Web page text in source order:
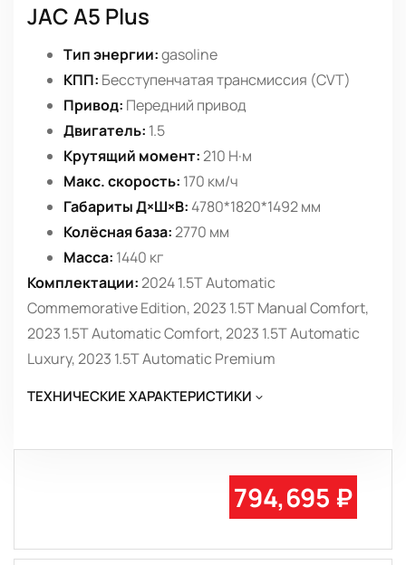
JAC A5 Plus
Тип энергии:gasoline
КПП: Бесступенчатая трансмиссия (CVT)
Привод: Передний привод
Двигатель: 1.5
Крутящий момент:210 Н·м
Макс. скорость: 170 км/ч
Габариты Д×Ш×В: 4780*1820*1492 мм
Колёсная база:2770 мм
Масса: 1440 кг
Комплектации:2024 1.5T Automatic
Commemorative Edition, 2023 1.5T Manual Comfort,
2023 1.5T Automatic Comfort, 2023 1.5T Automatic
Luxury, 2023 1.5T Automatic Premium
ТЕХНИЧЕСКИЕ ХАРАКТЕРИСТИКИ
794,695 ₽